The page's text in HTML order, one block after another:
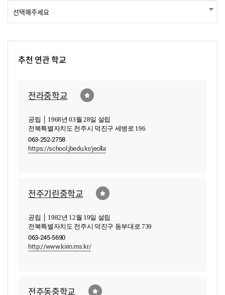
추천 연관 학교
전라중학교
공립 │ 1968년 03월 28일 설립
전북특별자치도 전주시 덕진구 세병로 196
063-252-2758
https://school.jbedu.kr/jeolla
전주기린중학교
공립 │ 1982년 12월 19일 설립
전북특별자치도 전주시 덕진구 동부대로 739
063-245-5690
http://www.kirin.ms.kr/
전주동중학교